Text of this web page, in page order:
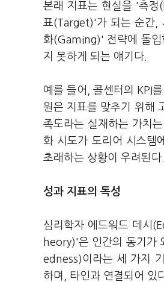
본래 지표는 현실을 '측
표(Target)'가 되는 순간,
화(Gaming)' 전략에 돌입
지 못하게 되는 얘기다.
예를 들어, 콜센터의 KPI
원은 지표를 맞추기 위해
족도라는 실재하는 가치
화 시도가 도리어 시스템
초래하는 상황이 우려된다.
성과 지표의 독성
심리학자 에드워드 데시
heory)'은 인간의 동기가
edness)이라는 세 가지
하며, 타인과 연결되어 있